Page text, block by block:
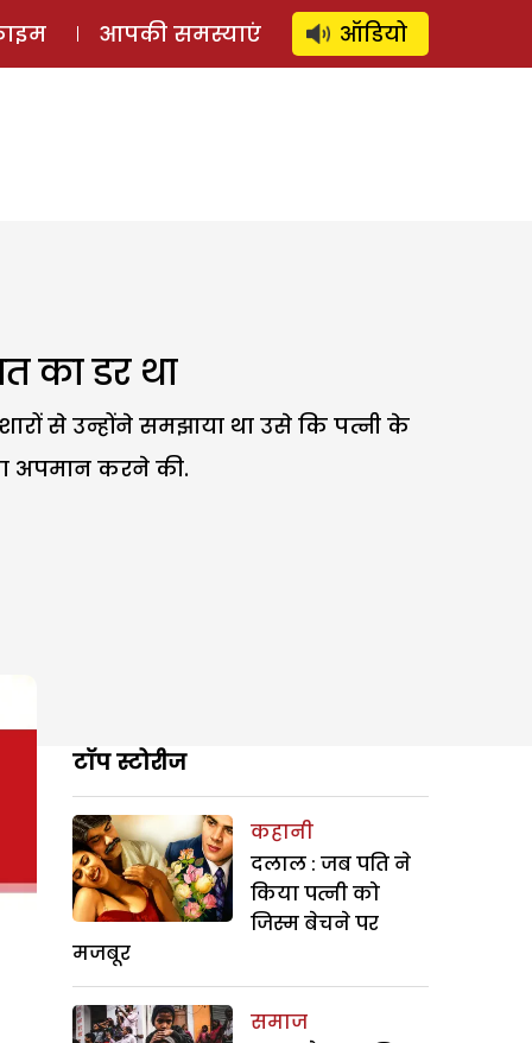
लॉग इन ⚲ SUBSCRIBE
आपकी समस्याएं ऑडियो
का डर था
से उन्होंने समझाया था उसे कि पत्नी के
अपमान करने की.
टॉप स्टोरीज
कहानी
दलाल : जब पति ने
किया पत्नी को
जिस्म बेचने पर
मजबूर
समाज